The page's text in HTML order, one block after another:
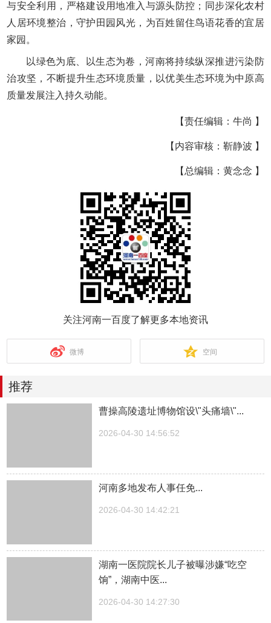
与安全利用，严格建设用地准入与源头防控；同步深化农村
人居环境整治，守护田园风光，为百姓留住鸟语花香的宜居
家园。
以绿色为底、以生态为卷，河南将持续纵深推进污染防
治攻坚，不断提升生态环境质量，以优美生态环境为中原高
质量发展注入持久动能。
【责任编辑：牛尚 】
【内容审核：靳静波 】
【总编辑：黄念念 】
关注河南一百度了解更多本地资讯
微博 空间
推荐
曹操高陵遗址博物馆设\"头痛墙\"...
2026-04-30 14:56:52
河南多地发布人事任免...
2026-04-30 14:42:21
湖南一医院院长儿子被曝涉嫌“吃空
饷”，湖南中医...
2026-04-30 14:27:30